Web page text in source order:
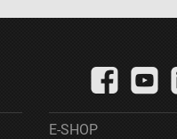
E-SHOP